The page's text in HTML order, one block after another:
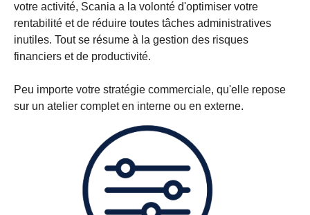
votre activité, Scania a la volonté d'optimiser votre
rentabilité et de réduire toutes tâches administratives
inutiles. Tout se résume à la gestion des risques
financiers et de productivité.
Peu importe votre stratégie commerciale, qu'elle repose
sur un atelier complet en interne ou en externe.